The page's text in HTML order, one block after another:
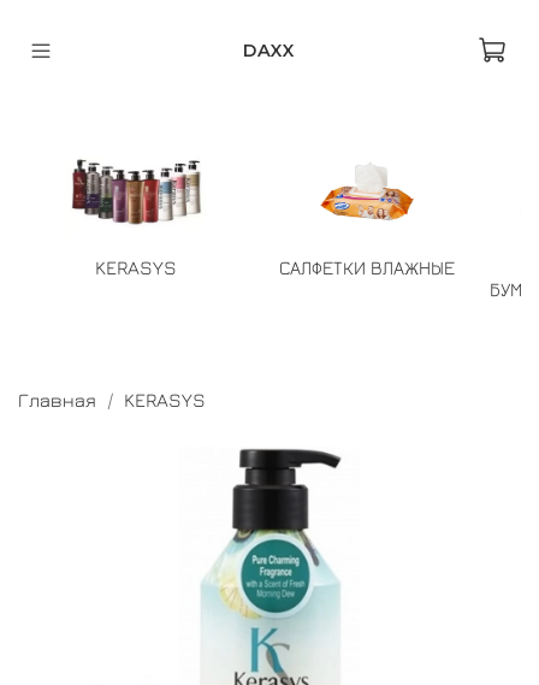
DAXX
KERASYS
САЛФЕТКИ ВЛАЖНЫЕ
Главная KERASYS